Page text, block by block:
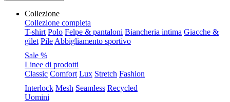
Collezione
Collezione completa
T-shirt Polo Felpe & pantaloni Biancheria intima Giacche &
gilet Pile Abbigliamento sportivo
Sale %
Linee di prodotti
Classic Comfort Lux Stretch Fashion
Interlock Mesh Seamless Recycled
Uomini